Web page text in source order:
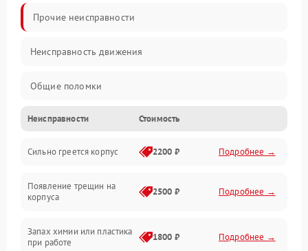
Прочие неисправности
Неисправность движения
Общие поломки
Неисправность датчиков
Неисправность программного обеспечения
Проблемы с сигналом
Неисправности Стоимость
Сильно греется корпус 2200 ₽ Подробнее →
Появление трещин на
корпуса
2500 ₽ Подробнее →
Запах химии или пластика
при работе
1800 ₽ Подробнее →